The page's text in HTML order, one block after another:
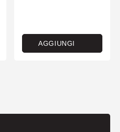
AGGIUNGI